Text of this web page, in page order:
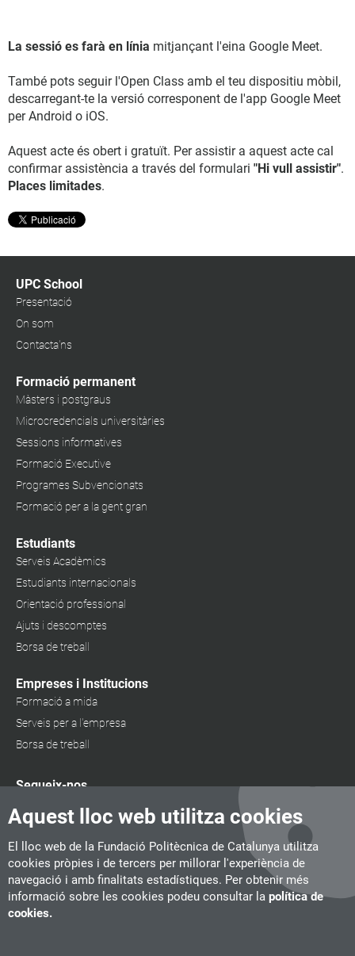
Aquest lloc web utilitza cookies
El lloc web de la Fundació Politècnica de Catalunya utilitza
cookies pròpies i de tercers per millorar l'experiència de
navegació i amb finalitats estadístiques. Per obtenir més
informació sobre les cookies podeu consultar la política de
cookies.
La sessió es farà en línia mitjançant l'eina Google Meet.
També pots seguir l'Open Class amb el teu dispositiu mòbil,
descarregant-te la versió corresponent de l'app Google Meet
per Android o iOS.
Aquest acte és obert i gratuït. Per assistir a aquest acte cal
confirmar assistència a través del formulari "Hi vull assistir".
Places limitades.
UPC School
Presentació
On som
Contacta'ns
Formació permanent
Màsters i postgraus
Microcredencials universitàries
Sessions informatives
Formació Executive
Programes Subvencionats
Formació per a la gent gran
Estudiants
Serveis Acadèmics
Estudiants internacionals
Orientació professional
Ajuts i descomptes
Borsa de treball
Empreses i Institucions
Formació a mida
Serveis per a l'empresa
Borsa de treball
Segueix-nos